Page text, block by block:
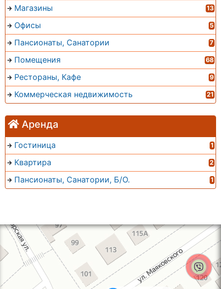
Магазины 13
Офисы 5
Пансионаты, Санатории 7
Помещения 68
Рестораны, Кафе 9
Коммерческая недвижимость 21
Аренда
Гостиница 1
Квартира 2
Пансионаты, Санатории, Б/О. 1